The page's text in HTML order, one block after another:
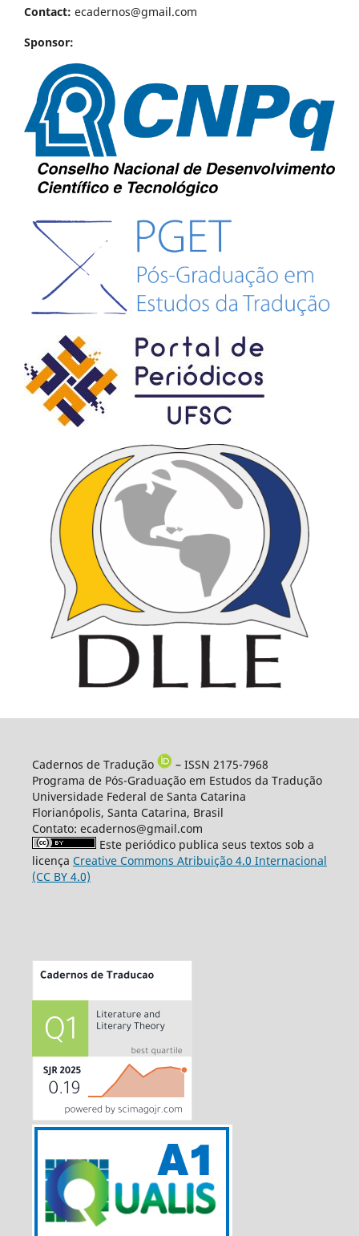
Contact: ecadernos@gmail.com
Sponsor:
Cadernos de Tradução
– ISSN 2175-7968
Programa de Pós-Graduação em Estudos da Tradução
Universidade Federal de Santa Catarina
Florianópolis, Santa Catarina, Brasil
Contato: ecadernos@gmail.com
Este periódico publica seus textos sob a
licença Creative Commons Atribuição 4.0 Internacional
(CC BY 4.0)